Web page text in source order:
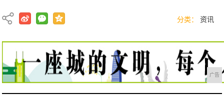
分类： 资讯
广告